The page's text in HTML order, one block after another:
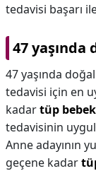
tedavisi başarı
47 yaşında
47 yaşında
tedavisi için en
kadartüp bebek
tedavisinin
Anne adayının
geçene kadar